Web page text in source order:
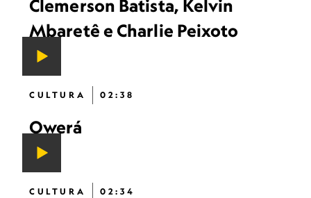
Clemerson Batista, Kelvin
Mbaretê e Charlie Peixoto
CULTURA 02:38
Owerá
CULTURA 02:34